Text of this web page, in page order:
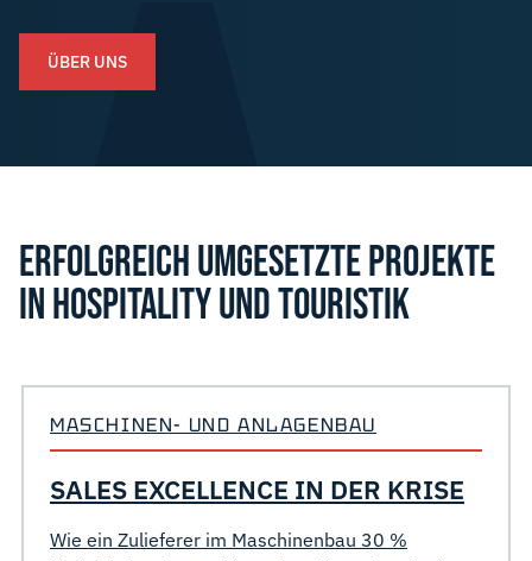
ÜBER UNS
ERFOLGREICH UMGESETZTE PROJEKTE
IN HOSPITALITY UND TOURISTIK
MASCHINEN- UND ANLAGENBAU
SALES EXCELLENCE IN DER KRISE
Wie ein Zulieferer im Maschinenbau 30 %